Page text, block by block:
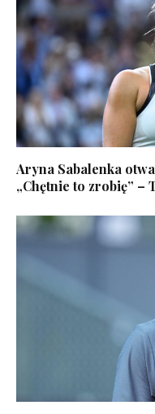
Aryna Sabalenka
„Chętnie to zrobię” –